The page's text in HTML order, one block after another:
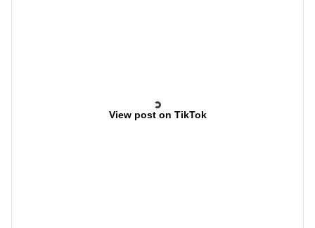
View post on TikTok